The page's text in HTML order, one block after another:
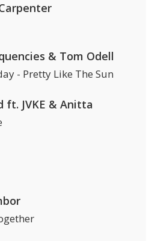
& Tom Odell
- Pretty Like The Sun
ft. JVKE & Anitta